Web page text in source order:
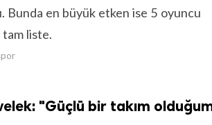
Bunda en büyük etken ise 5 oyuncu
liste.
"Güçlü bir takım